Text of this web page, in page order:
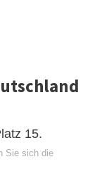
15.
Sie sich die